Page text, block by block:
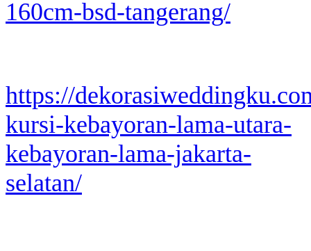
160cm-bsd-tangerang/
https://
kursi-kebayoran-lama-utara-
kebayoran-lama-jakarta-
selatan/